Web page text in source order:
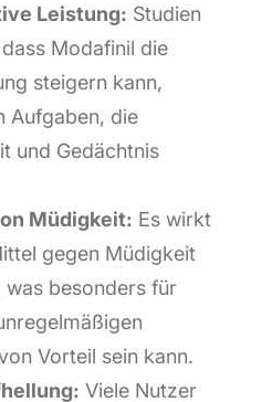
Leistung: Studien
Modafinil die
steigern kann,
Aufgaben, die
und Gedächtnis
Müdigkeit: Es wirkt
gegen Müdigkeit
was besonders für
Vorteil sein kann.
Viele Nutzer